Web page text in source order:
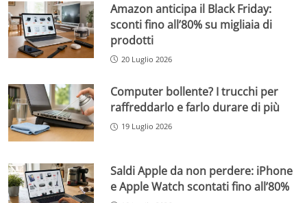
Amazon anticipa il Black Friday:
sconti fino all’80% su migliaia di
prodotti
20 Luglio 2026
Computer bollente? I trucchi per
raffreddarlo e farlo durare di più
19 Luglio 2026
Saldi Apple da non perdere: iPhone
e Apple Watch scontati fino all’80%